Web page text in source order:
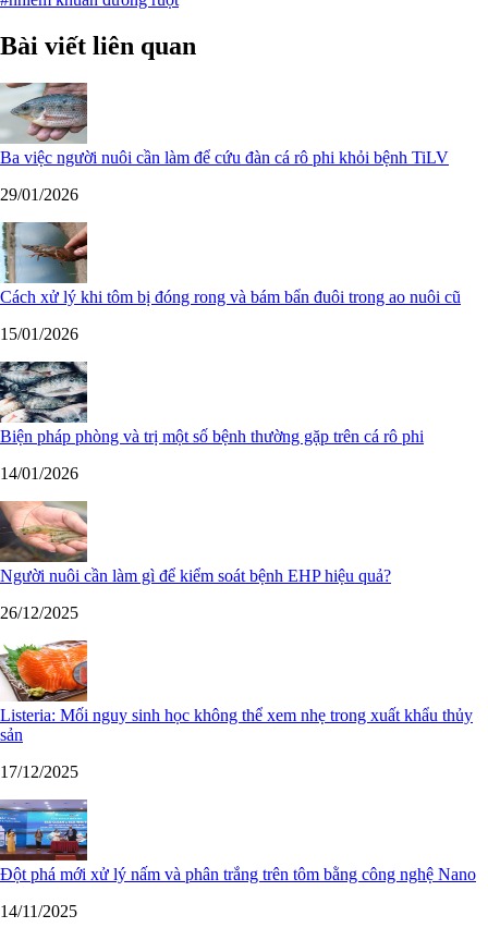
Bài viết liên quan
Ba việc người nuôi cần làm để cứu đàn cá rô phi khỏi bệnh TiLV
29/01/2026
Cách xử lý khi tôm bị đóng rong và bám bẩn đuôi trong ao nuôi cũ
15/01/2026
Biện pháp phòng và trị một số bệnh thường gặp trên cá rô phi
14/01/2026
Người nuôi cần làm gì để kiểm soát bệnh EHP hiệu quả?
26/12/2025
Listeria: Mối nguy sinh học không thể xem nhẹ trong xuất khẩu thủy
sản
17/12/2025
Đột phá mới xử lý nấm và phân trắng trên tôm bằng công nghệ Nano
14/11/2025